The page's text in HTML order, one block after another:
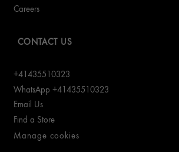
Careers
CONTACT US
+41435510323
WhatsApp +41435510323
Email Us
Find a Store
Manage cookies